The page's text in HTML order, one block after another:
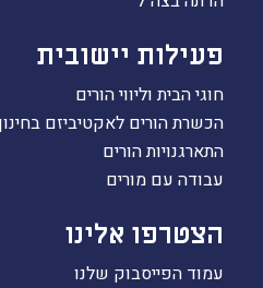
פעילות יישובית
חוגי הבית וליווי הורים
הכשרת הורים לאקטיביזם
התארגנויות הורים
עבודה עם מורים
הצטרפו אלינו
עמוד הפייסבוק שלנו